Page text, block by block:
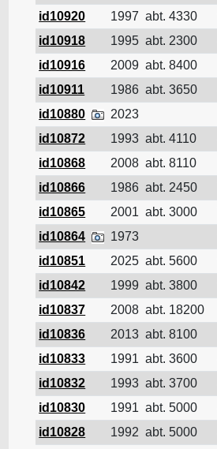
id10920
1997 abt. 4330
id10918
1995 abt. 2300
id10916
2009 abt. 8400
id10911
1986 abt. 3650
id10880
2023
id10872
1993 abt. 4110
id10868
2008 abt. 8110
id10866
1986 abt. 2450
id10865
2001 abt. 3000
id10864
1973
id10851
2025 abt. 5600
id10842
1999 abt. 3800
id10837
2008 abt. 18200
id10836
2013 abt. 8100
id10833
1991 abt. 3600
id10832
1993 abt. 3700
id10830
1991 abt. 5000
id10828
1992 abt. 5000